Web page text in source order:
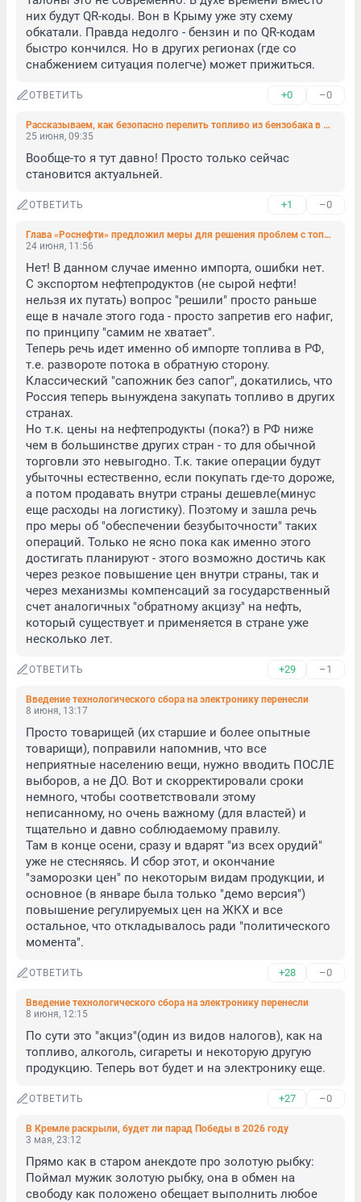
них будут QR-коды. Вон в Крыму уже эту схему
обкатали. Правда недолго - бензин и по QR-кодам
быстро кончился. Но в других регионах (где со
снабжением ситуация полегче) может прижиться.
ОТВЕТИТЬ +0 –0
Рассказываем, как безопасно перелить топливо из бензобака в канистру
25 июня, 09:35
Вообще-то я тут давно! Просто только сейчас
становится актуальней.
ОТВЕТИТЬ +1 –0
Глава «Роснефти» предложил меры для решения проблем с топливом
24 июня, 11:56
Нет! В данном случае именно импорта, ошибки нет.
С экспортом нефтепродуктов (не сырой нефти!
нельзя их путать) вопрос "решили" просто раньше
еще в начале этого года - просто запретив его нафиг,
по принципу "самим не хватает".
Теперь речь идет именно об импорте топлива в РФ,
т.е. развороте потока в обратную сторону.
Классический "сапожник без сапог", докатились, что
Россия теперь вынуждена закупать топливо в других
странах.
Но т.к. цены на нефтепродукты (пока?) в РФ ниже
чем в большинстве других стран - то для обычной
торговли это невыгодно. Т.к. такие операции будут
убыточны естественно, если покупать где-то дороже,
а потом продавать внутри страны дешевле(минус
еще расходы на логистику). Поэтому и зашла речь
про меры об "обеспечении безубыточности" таких
операций. Только не ясно пока как именно этого
достигать планируют - этого возможно достичь как
через резкое повышение цен внутри страны, так и
через механизмы компенсаций за государственный
счет аналогичных "обратному акцизу" на нефть,
который существует и применяется в стране уже
несколько лет.
ОТВЕТИТЬ +29 –1
Введение технологического сбора на электронику перенесли
8 июня, 13:17
Просто товарищей (их старшие и более опытные
товарищи), поправили напомнив, что все
неприятные населению вещи, нужно вводить ПОСЛЕ
выборов, а не ДО. Вот и скорректировали сроки
немного, чтобы соответствовали этому
неписанному, но очень важному (для властей) и
тщательно и давно соблюдаемому правилу.
Там в конце осени, сразу и вдарят "из всех орудий"
уже не стесняясь. И сбор этот, и окончание
"заморозки цен" по некоторым видам продукции, и
основное (в январе была только "демо версия")
повышение регулируемых цен на ЖКХ и все
остальное, что откладывалось ради "политического
момента".
ОТВЕТИТЬ +28 –0
Введение технологического сбора на электронику перенесли
8 июня, 12:15
По сути это "акциз"(один из видов налогов), как на
топливо, алкоголь, сигареты и некоторую другую
продукцию. Теперь вот будет и на электронику еще.
ОТВЕТИТЬ +27 –0
В Кремле раскрыли, будет ли парад Победы в 2026 году
3 мая, 23:12
Прямо как в старом анекдоте про золотую рыбку:
Поймал мужик золотую рыбку, она в обмен на
свободу как положено обещает выполнить любое